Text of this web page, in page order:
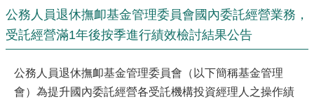
公務人員退休撫卹基金管理委員會國內委託經營業務，
受託經營滿1年後按季進行績效檢討結果公告
公務人員退休撫卹基金管理委員會（以下簡稱基金管理
會）為提升國內委託經營各受託機構投資經理人之操作績